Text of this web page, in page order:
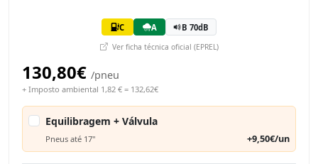
C A B 70dB
Ver ficha técnica oficial (EPREL)
130,80€ /pneu
+ Imposto ambiental 1,82 € = 132,62€
Equilibragem + Válvula
Pneus até 17" +9,50€/un